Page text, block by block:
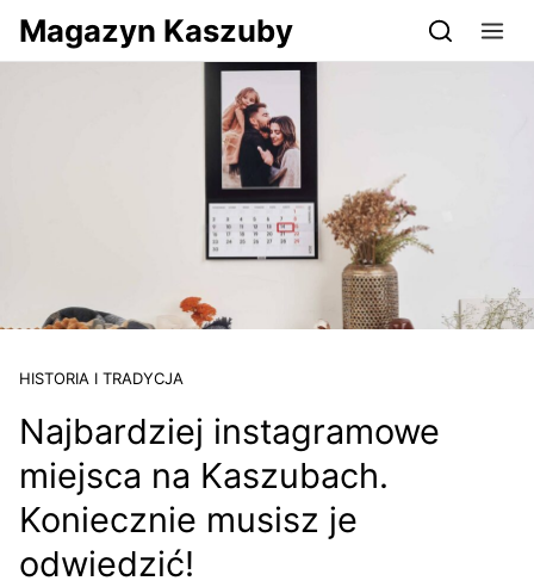
Przejdź do serwisu magazynkaszuby.pl
Magazyn Kaszuby
HISTORIA I TRADYCJA
Najbardziej instagramowe
miejsca na Kaszubach.
Koniecznie musisz je
odwiedzić!